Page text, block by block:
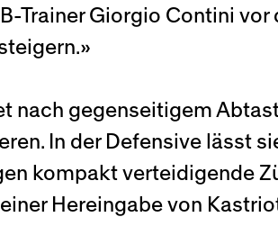
Trainer Giorgio Contini
nach gegenseitigem
In der Defensive lässt
kompakt verteidigende
Hereingabe von